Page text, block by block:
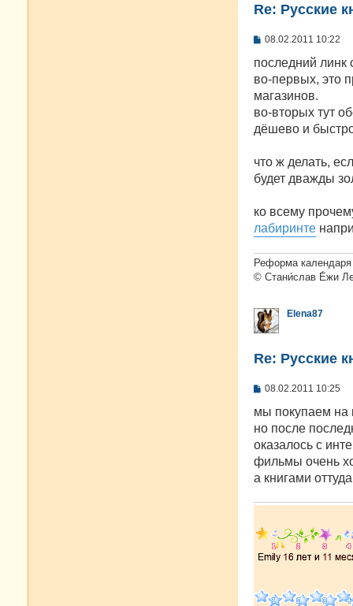
Re: Русские
С
о
щ
е
и
е
08.02.2011 10:22
последний
во-первых, это
магазинов.
во-вторых тут
дёшево и
что ж делать,
будет дважды
ко всему
лабиринте
Реформа календаря
© Стани́слав Е́жи
Elena87
Re: Русские
С
о
щ
е
и
е
08.02.2011 10:25
мы покупаем на
но после
оказалось с
фильмы очень
а книгами